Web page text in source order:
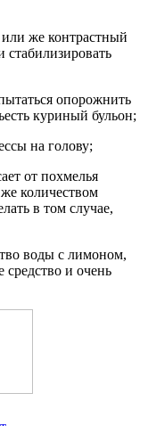
же контрастный
стабилизировать
опорожнить
куриный бульон;
на голову;
от похмелья
количеством
в том случае,
воды с лимоном,
средство и очень